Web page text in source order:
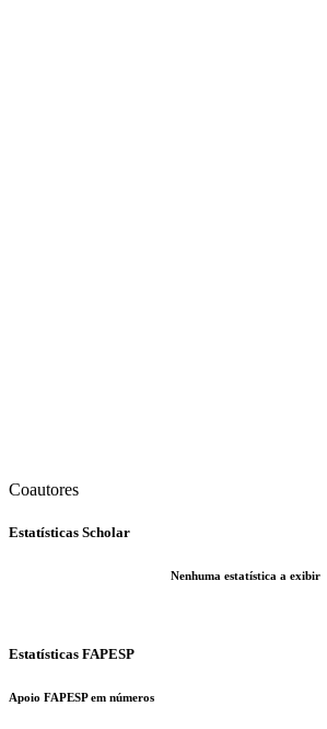
Coautores
Estatísticas Scholar
Nenhuma estatística a exibir
Estatísticas FAPESP
Apoio FAPESP em números